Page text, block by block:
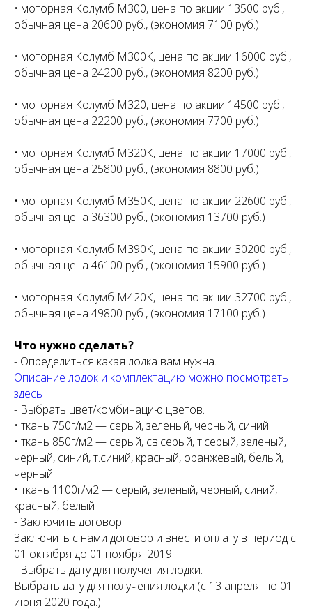
• моторная Колумб М300, цена по акции 13500 руб.,
обычная цена 20600 руб., (экономия 7100 руб.)
• моторная Колумб М300К, цена по акции 16000 руб.,
обычная цена 24200 руб., (экономия 8200 руб.)
• моторная Колумб М320, цена по акции 14500 руб.,
обычная цена 22200 руб., (экономия 7700 руб.)
• моторная Колумб М320К, цена по акции 17000 руб.,
обычная цена 25800 руб., (экономия 8800 руб.)
• моторная Колумб М350К, цена по акции 22600 руб.,
обычная цена 36300 руб., (экономия 13700 руб.)
• моторная Колумб М390К, цена по акции 30200 руб.,
обычная цена 46100 руб., (экономия 15900 руб.)
• моторная Колумб М420К, цена по акции 32700 руб.,
обычная цена 49800 руб., (экономия 17100 руб.)
Что нужно сделать?
- Определиться какая лодка вам нужна.
Описание лодок и комплектацию можно посмотреть
здесь
- Выбрать цвет/комбинацию цветов.
• ткань 750г/м2 — серый, зеленый, черный, синий
• ткань 850г/м2 — серый, св.серый, т.серый, зеленый,
черный, синий, т.синий, красный, оранжевый, белый,
черный
• ткань 1100г/м2 — серый, зеленый, черный, синий,
красный, белый
- Заключить договор.
Заключить с нами договор и внести оплату в период с
01 октября до 01 ноября 2019.
- Выбрать дату для получения лодки.
Выбрать дату для получения лодки (с 13 апреля по 01
июня 2020 года.)